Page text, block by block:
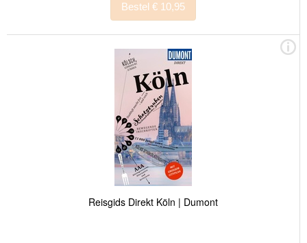
Bestel € 10,95
Reisgids Direkt Köln | Dumont